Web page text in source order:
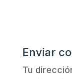
Enviar
Tu